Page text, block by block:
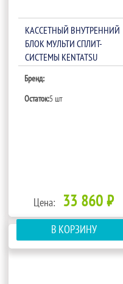
КАССЕТНЫЙ ВНУТРЕННИЙ
БЛОК МУЛЬТИ СПЛИТ-
СИСТЕМЫ KENTATSU
Бренд:
Остаток:5 шт
Цена: 33 860 ₽
В КОРЗИНУ